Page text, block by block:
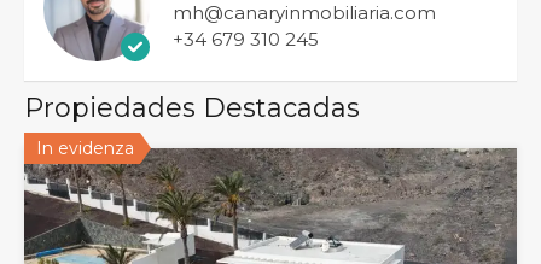
mh@canaryinmobiliaria.com
+34 679 310 245
Propiedades Destacadas
In evidenza